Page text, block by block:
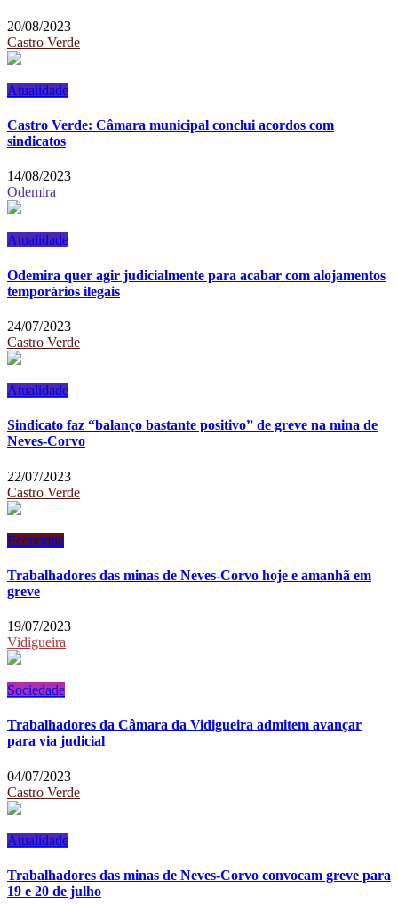
20/08/2023
Castro Verde
Atualidade
Castro Verde: Câmara municipal conclui acordos com
sindicatos
14/08/2023
Odemira
Atualidade
Odemira quer agir judicialmente para acabar com alojamentos
temporários ilegais
24/07/2023
Castro Verde
Atualidade
Sindicato faz “balanço bastante positivo” de greve na mina de
Neves-Corvo
22/07/2023
Castro Verde
Economia
Trabalhadores das minas de Neves-Corvo hoje e amanhã em
greve
19/07/2023
Vidigueira
Sociedade
Trabalhadores da Câmara da Vidigueira admitem avançar
para via judicial
04/07/2023
Castro Verde
Atualidade
Trabalhadores das minas de Neves-Corvo convocam greve para
19 e 20 de julho